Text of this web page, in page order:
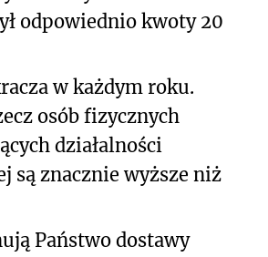
odpowiednio kwoty 20
w każdym roku.
osób fizycznych
działalności
są znacznie wyższe niż
Państwo dostawy